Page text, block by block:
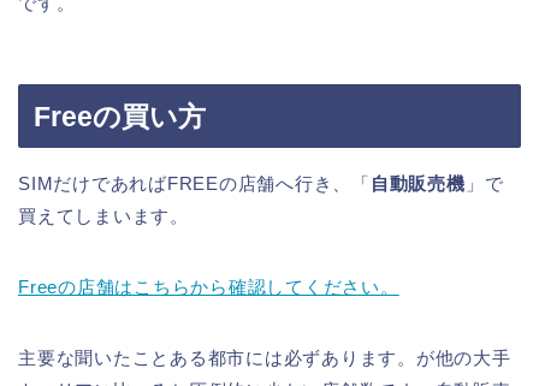
Freeの買い方
SIMだけであればFREEの店舗へ行き、「 自動販売機 」で
買えてしまいます。
Freeの店舗はこちらから確認してください。
主要な聞いたことある都市には必ずあります。が他の大手